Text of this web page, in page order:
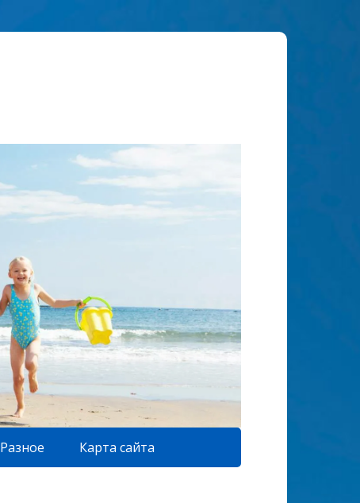
Разное Карта сайта